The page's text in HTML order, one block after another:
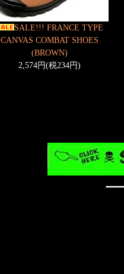
SALE!!! FRANCE TYPE
CANVAS COMBAT SHOES
(BROWN)
2,574円(税234円)